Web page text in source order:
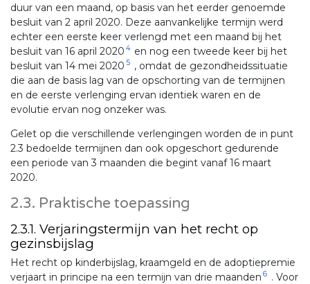
duur van een maand, op basis van het eerder genoemde
besluit van 2 april 2020. Deze aanvankelijke termijn werd
echter een eerste keer verlengd met een maand bij het
besluit van 16 april 2020 4 en nog een tweede keer bij het
besluit van 14 mei 2020 5 , omdat de gezondheidssituatie
die aan de basis lag van de opschorting van de termijnen
en de eerste verlenging ervan identiek waren en de
evolutie ervan nog onzeker was.
Gelet op die verschillende verlengingen worden de in punt
2.3 bedoelde termijnen dan ook opgeschort gedurende
een periode van 3 maanden die begint vanaf 16 maart
2020.
2.3. Praktische toepassing
2.3.1. Verjaringstermijn van het recht op
gezinsbijslag
Het recht op kinderbijslag, kraamgeld en de adoptiepremie
verjaart in principe na een termijn van drie maanden 6 . Voor